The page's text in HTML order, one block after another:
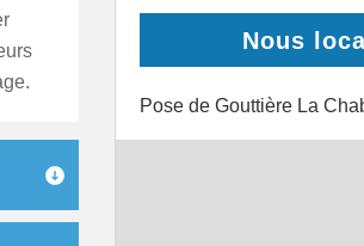
Nous
Pose de Gouttière La